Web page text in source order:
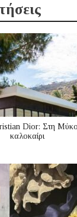
Dior: Στη
καλοκαίρι